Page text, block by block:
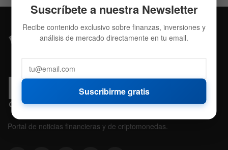
Portal de noticias financieras y de criptomonedas.
Suscríbete a nuestra Newsletter
Recibe contenido exclusivo sobre finanzas, inversiones y
análisis de mercado directamente en tu email.
Suscribirme gratis